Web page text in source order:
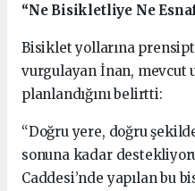
“Ne Bisikletliye Ne
Bisiklet yollarına
vurgulayan İnan, mevcut
planlandığını belirtti:
“Doğru yere, doğru
sonuna kadar
Caddesi’nde yapılan bu